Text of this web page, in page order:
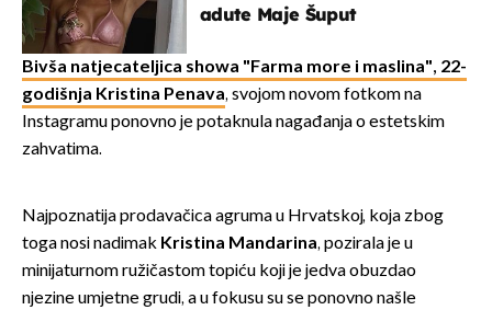
adute Maje Šuput
Bivša natjecateljica showa "Farma more i maslina", 22-
godišnja Kristina Penava, svojom novom fotkom na
Instagramu ponovno je potaknula nagađanja o estetskim
zahvatima.
Najpoznatija prodavačica agruma u Hrvatskoj, koja zbog
toga nosi nadimak Kristina Mandarina, pozirala je u
minijaturnom ružičastom topiću koji je jedva obuzdao
njezine umjetne grudi, a u fokusu su se ponovno našle